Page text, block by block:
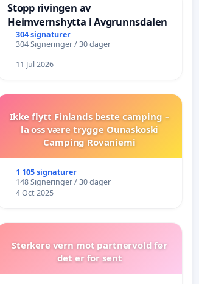
Stopp rivingen av
Heimvernshytta i Avgrunnsdalen
304 signaturer
304 Signeringer / 30 dager
11 Jul 2026
Ikke flytt Finlands beste camping –
la oss være trygge Ounaskoski
Camping Rovaniemi
1 105 signaturer
148 Signeringer / 30 dager
4 Oct 2025
Sterkere vern mot partnervold før
det er for sent